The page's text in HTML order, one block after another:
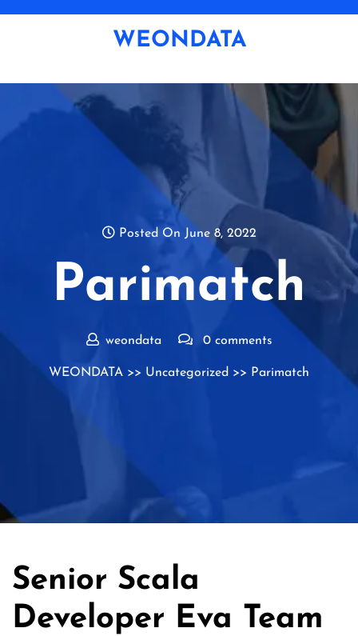
WEONDATA
Posted On June 8, 2022
Parimatch
weondata 0 comments
WEONDATA >> Uncategorized >> Parimatch
Senior Scala
Developer Eva Team